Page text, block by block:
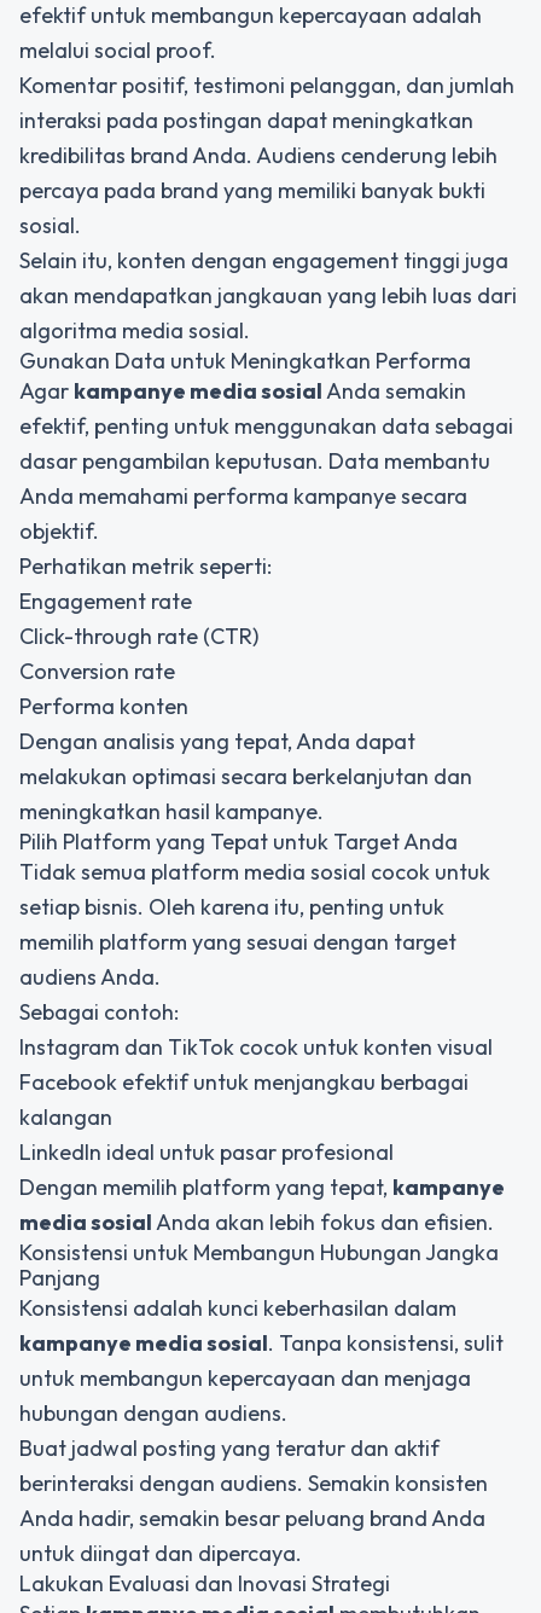
efektif untuk membangun kepercayaan adalah
melalui social proof.
Komentar positif, testimoni pelanggan, dan jumlah
interaksi pada postingan dapat meningkatkan
kredibilitas brand Anda. Audiens cenderung lebih
percaya pada brand yang memiliki banyak bukti
sosial.
Selain itu, konten dengan engagement tinggi juga
akan mendapatkan jangkauan yang lebih luas dari
algoritma media sosial.
Gunakan Data untuk Meningkatkan Performa
Agar kampanye media sosialAnda semakin
efektif, penting untuk menggunakan data sebagai
dasar pengambilan keputusan. Data membantu
Anda memahami performa kampanye secara
objektif.
Perhatikan metrik seperti:
Engagement rate
Click-through rate (CTR)
Conversion rate
Performa konten
Dengan analisis yang tepat, Anda dapat
melakukan optimasi secara berkelanjutan dan
meningkatkan hasil kampanye.
Pilih Platform yang Tepat untuk Target Anda
Tidak semua platform media sosial cocok untuk
setiap bisnis. Oleh karena itu, penting untuk
memilih platform yang sesuai dengan target
audiens Anda.
Sebagai contoh:
Instagram dan TikTok cocok untuk konten visual
Facebook efektif untuk menjangkau berbagai
kalangan
LinkedIn ideal untuk pasar profesional
Dengan memilih platform yang tepat, kampanye
media sosialAnda akan lebih fokus dan efisien.
Konsistensi untuk Membangun Hubungan Jangka
Panjang
Konsistensi adalah kunci keberhasilan dalam
kampanye media sosial. Tanpa konsistensi, sulit
untuk membangun kepercayaan dan menjaga
hubungan dengan audiens.
Buat jadwal posting yang teratur dan aktif
berinteraksi dengan audiens. Semakin konsisten
Anda hadir, semakin besar peluang brand Anda
untuk diingat dan dipercaya.
Lakukan Evaluasi dan Inovasi Strategi